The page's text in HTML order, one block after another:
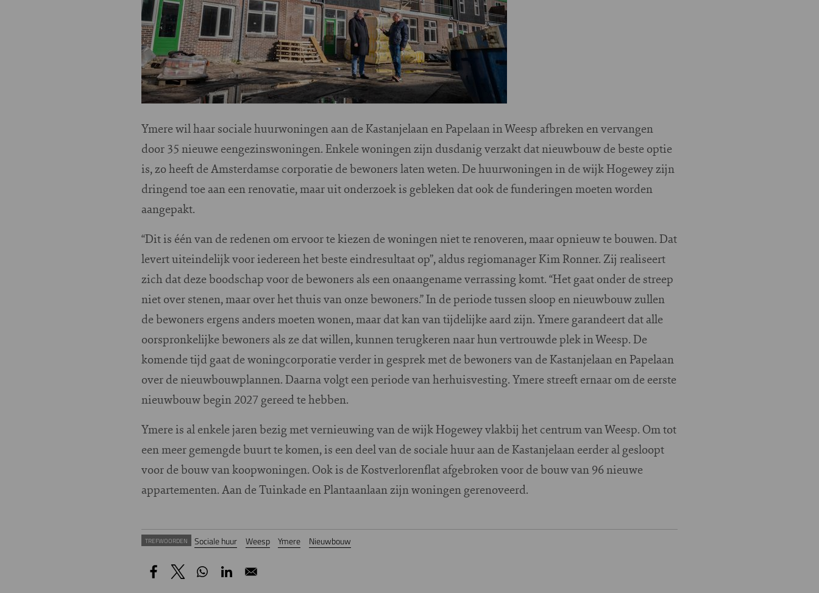
Ymere wil haar sociale huurwoningen aan de Kastanjelaan en Papelaan in Weesp afbreken en vervangen
door 35 nieuwe eengezinswoningen. Enkele woningen zijn dusdanig verzakt dat nieuwbouw de beste optie
is, zo heeft de Amsterdamse corporatie de bewoners laten weten. De huurwoningen in de wijk Hogewey zijn
dringend toe aan een renovatie, maar uit onderzoek is gebleken dat ook de funderingen moeten worden
aangepakt.
“Dit is één van de redenen om ervoor te kiezen de woningen niet te renoveren, maar opnieuw te bouwen. Dat
levert uiteindelijk voor iedereen het beste eindresultaat op”, aldus regiomanager Kim Ronner. Zij realiseert
zich dat deze boodschap voor de bewoners als een onaangename verrassing komt. “Het gaat onder de streep
niet over stenen, maar over het thuis van onze bewoners.” In de periode tussen sloop en nieuwbouw zullen
de bewoners ergens anders moeten wonen, maar dat kan van tijdelijke aard zijn. Ymere garandeert dat alle
oorspronkelijke bewoners als ze dat willen, kunnen terugkeren naar hun vertrouwde plek in Weesp. De
komende tijd gaat de woningcorporatie verder in gesprek met de bewoners van de Kastanjelaan en Papelaan
over de nieuwbouwplannen. Daarna volgt een periode van herhuisvesting. Ymere streeft ernaar om de eerste
nieuwbouw begin 2027 gereed te hebben.
Ymere is al enkele jaren bezig met vernieuwing van de wijk Hogewey vlakbij het centrum van Weesp. Om tot
een meer gemengde buurt te komen, is een deel van de sociale huur aan de Kastanjelaan eerder al gesloopt
voor de bouw van koopwoningen. Ook is de Kostverlorenflat afgebroken voor de bouw van 96 nieuwe
appartementen. Aan de Tuinkade en Plantaanlaan zijn woningen gerenoveerd.
TREFWOORDEN Sociale huur Weesp Ymere Nieuwbouw